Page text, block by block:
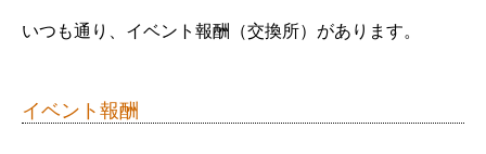
いつも通り、イベント報酬（交換所）があります。
イベント報酬